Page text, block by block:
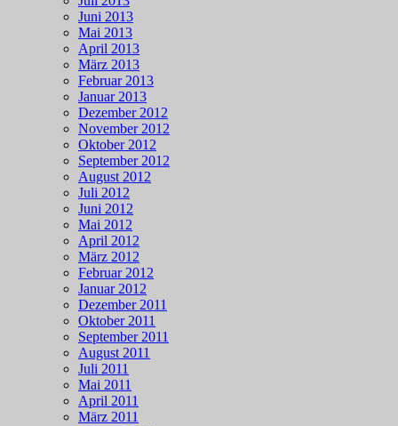
Juni 2013
Mai 2013
April 2013
März 2013
Februar 2013
Januar 2013
Dezember 2012
November 2012
Oktober 2012
September 2012
August 2012
Juli 2012
Juni 2012
Mai 2012
April 2012
März 2012
Februar 2012
Januar 2012
Dezember 2011
Oktober 2011
September 2011
August 2011
Juli 2011
Mai 2011
April 2011
März 2011